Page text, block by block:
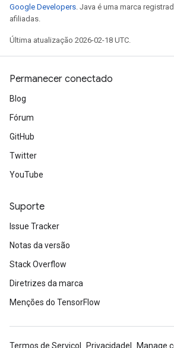
Google Developers. Java é uma marca
afiliadas.
Última atualização 2026-02-18 UTC.
Permanecer conectado
Blog
Fórum
GitHub
Twitter
YouTube
Suporte
Issue Tracker
Notas da versão
Stack Overflow
Diretrizes da marca
Menções do TensorFlow
Termos de Serviço Privacidade Manage